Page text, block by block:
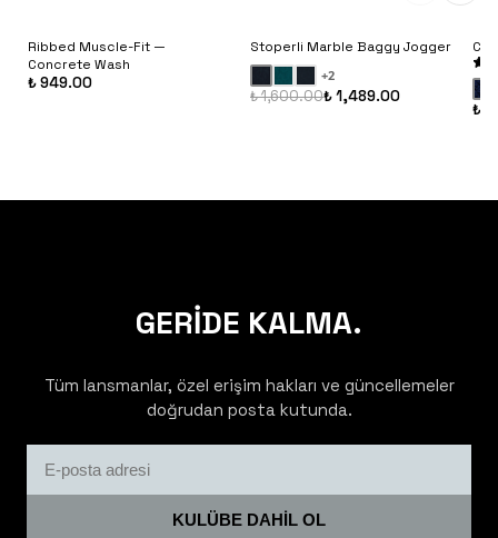
Ribbed Muscle-Fit —
Concrete Wash
₺ 949.00
Stoperli Marble Baggy Jogger
+2
₺ 1,600.00₺ 1,489.00
₺
GERİDE KALMA.
Tüm lansmanlar, özel erişim hakları ve güncellemeler
doğrudan posta kutunda.
KULÜBE DAHİL OL